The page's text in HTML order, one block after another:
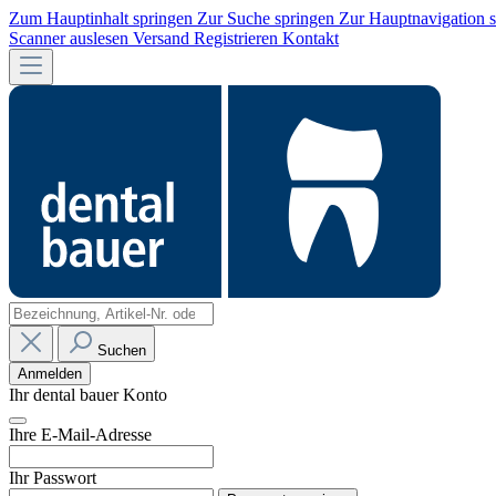
Zum Hauptinhalt springen Zur Suche springen Zur Hauptnavigation
Scanner auslesen Versand Registrieren Kontakt
Suchen
Anmelden
Ihr dental bauer Konto
Ihre E-Mail-Adresse
Ihr Passwort